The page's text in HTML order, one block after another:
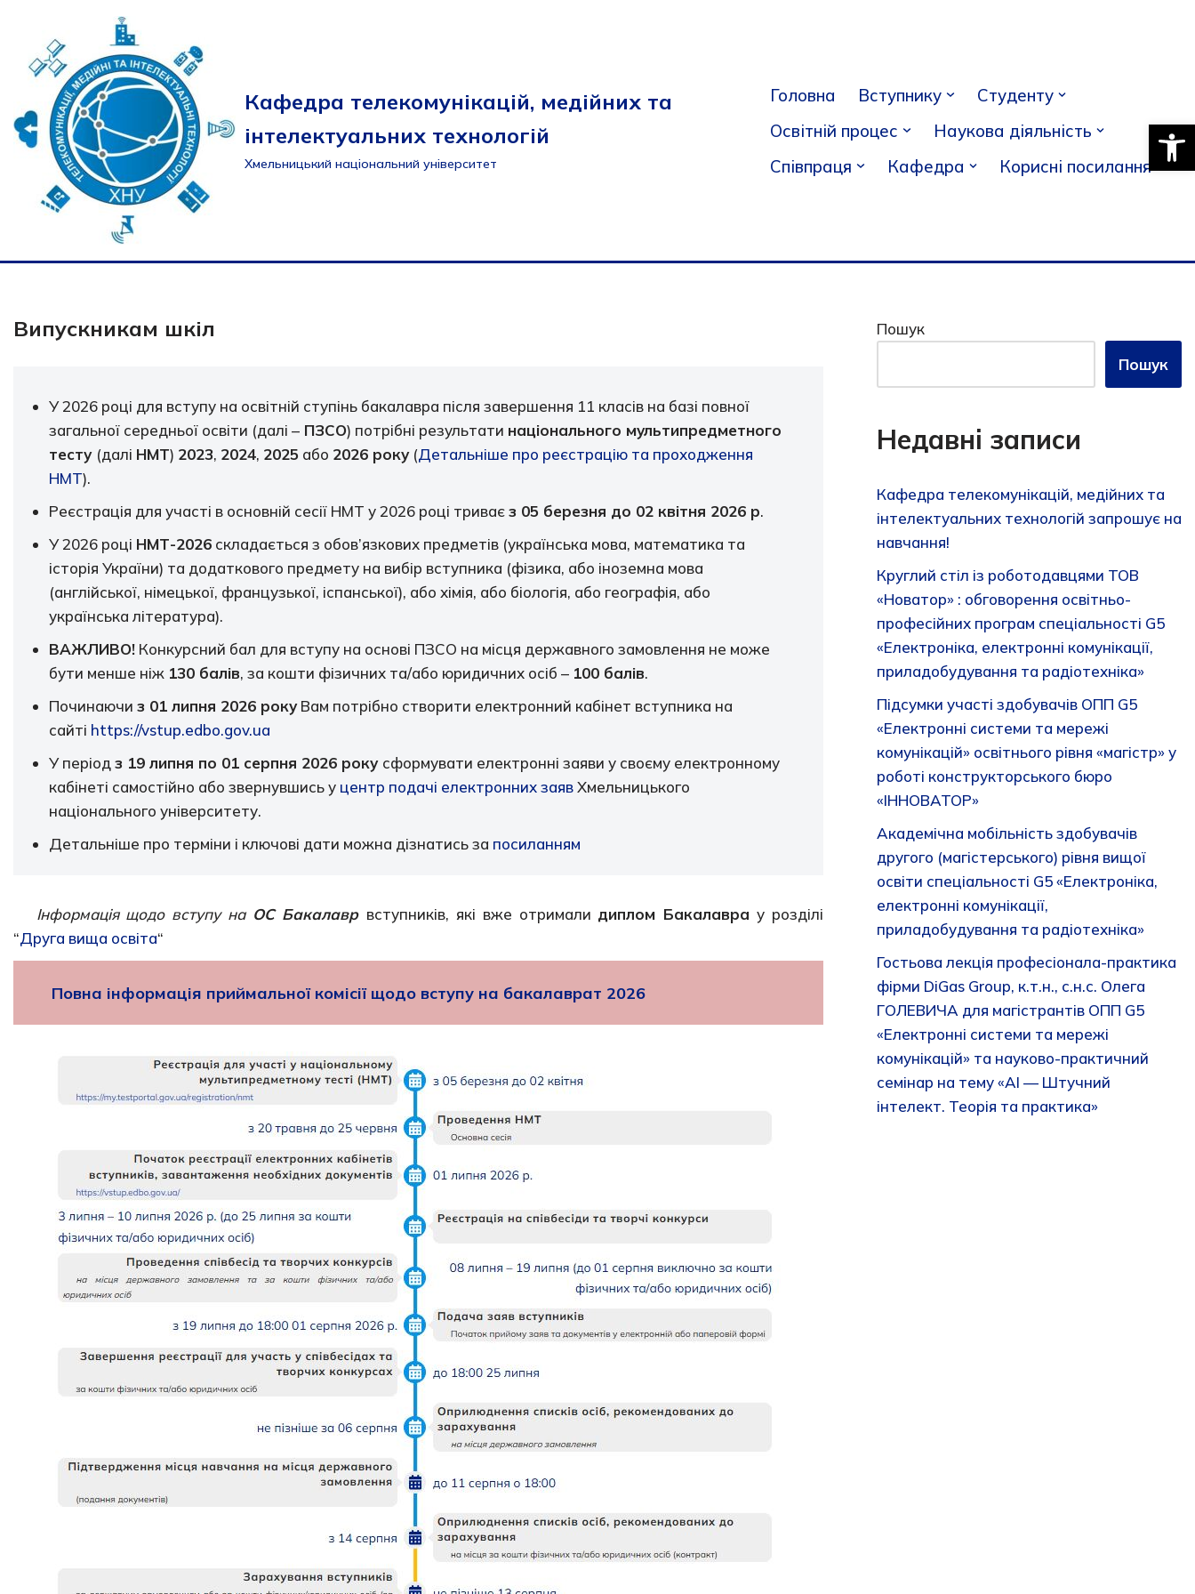
Перейти
до
вмісту
Кафедра телекомунікацій, медійних та
інтелектуальних технологій
Хмельницький національний університет
Головна Вступнику
Студенту
Освітній процес
Наукова діяльність
Співпраця
Кафедра Корисні посилання
Випускникам шкіл
У 2026 році для вступу на освітній ступінь бакалавра після завершення 11 класів на базі повної
загальної середньої освіти (далі – ПЗСО) потрібні результати національного мультипредметного
тесту (далі НМТ) 2023, 2024, 2025 або 2026 року(Детальніше про реєстрацію та проходження
НМТ).
Реєстрація для участі в основній сесії НМТ у 2026 році триваєз 05 березня до 02 квітня 2026 р.
У 2026 році НМТ-2026 складається з обов’язкових предметів (українська мова, математика та
історія України) та додаткового предмету на вибір вступника (фізика, або іноземна мова
(англійської, німецької, французької, іспанської), або хімія, або біологія, або географія, або
українська література).
ВАЖЛИВО! Конкурсний бал для вступу на основі ПЗСО на місця державного замовлення не може
бути менше ніж 130 балів, за кошти фізичних та/або юридичних осіб – 100 балів.
Починаючиз 01 липня 2026 рокуВам потрібно створити електронний кабінет вступника на
сайті https://vstup.edbo.gov.ua
У періодз 19 липня по 01 серпня 2026 року сформувати електронні заяви у своєму електронному
кабінеті самостійно або звернувшись у центр подачі електронних заявХмельницького
національного університету.
Детальніше про терміни і ключові дати можна дізнатись за посиланням
Інформація щодо вступу на ОС Бакалавр вступників, які вже отримали диплом Бакалавра у розділі
“Друга вища освіта“
Повна інформація приймальної комісії щодо вступу на бакалаврат 2026
Пошук
Пошук
Недавні записи
Кафедра телекомунікацій, медійних та
інтелектуальних технологій запрошує на
навчання!
Круглий стіл із роботодавцями ТОВ
«Новатор» : обговорення освітньо-
професійних програм спеціальності G5
«Електроніка, електронні комунікації,
приладобудування та радіотехніка»
Підсумки участі здобувачів ОПП G5
«Електронні системи та мережі
комунікацій» освітнього рівня «магістр» у
роботі конструкторського бюро
«ІННОВАТОР»
Академічна мобільність здобувачів
другого (магістерського) рівня вищої
освіти спеціальності G5 «Електроніка,
електронні комунікації,
приладобудування та радіотехніка»
Гостьова лекція професіонала-практика
фірми DiGas Group, к.т.н., с.н.с. Олега
ГОЛЕВИЧА для магістрантів ОПП G5
«Електронні системи та мережі
комунікацій» та науково-практичний
семінар на тему «AI — Штучний
інтелект. Теорія та практика»